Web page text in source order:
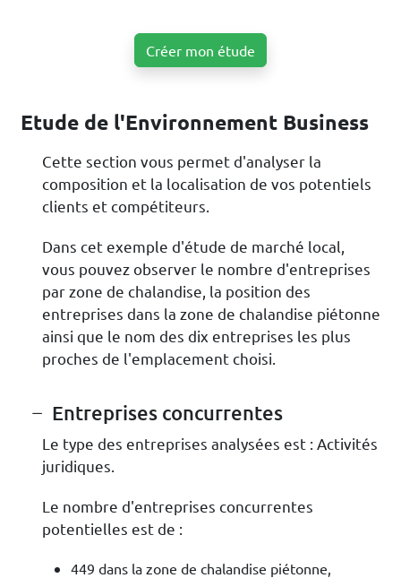
Créer mon étude
Etude de l'Environnement Business
Cette section vous permet d'analyser la
composition et la localisation de vos potentiels
clients et compétiteurs.
Dans cet exemple d'étude de marché local,
vous pouvez observer le nombre d'entreprises
par zone de chalandise, la position des
entreprises dans la zone de chalandise piétonne
ainsi que le nom des dix entreprises les plus
proches de l'emplacement choisi.
Entreprises concurrentes
Le type des entreprises analysées est : Activités
juridiques.
Le nombre d'entreprises concurrentes
potentielles est de :
449 dans la zone de chalandise piétonne,